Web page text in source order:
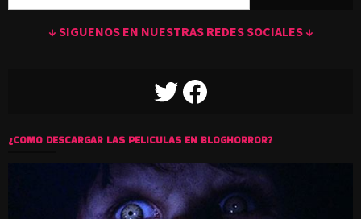
↓ SIGUENOS EN NUESTRAS REDES SOCIALES ↓
TWITTERFACEBOOK
¿COMO DESCARGAR LAS PELICULAS EN BLOGHORROR?